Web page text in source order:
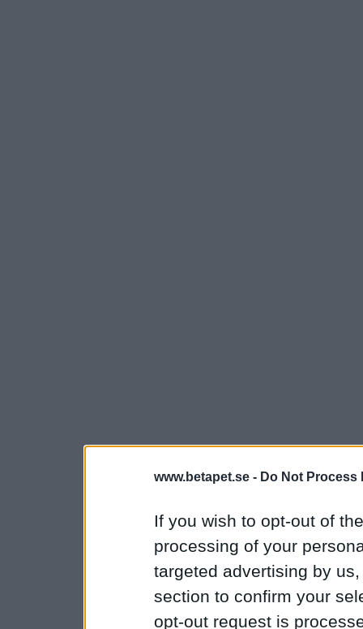
www.betapet.se - Do Not Process
If you wish to opt-out of
processing of your
targeted advertising by
section to confirm your
opt-out request is